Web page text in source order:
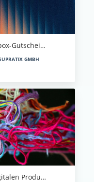
Gutschei…
GMBH
Produ…